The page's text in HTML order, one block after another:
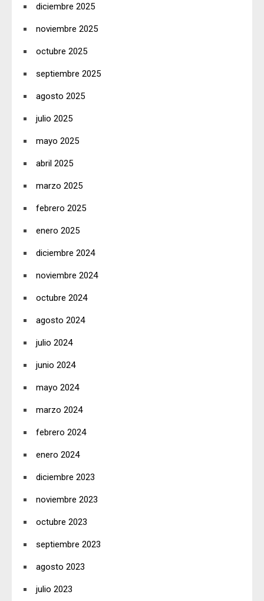
diciembre 2025
noviembre 2025
octubre 2025
septiembre 2025
agosto 2025
julio 2025
mayo 2025
abril 2025
marzo 2025
febrero 2025
enero 2025
diciembre 2024
noviembre 2024
octubre 2024
agosto 2024
julio 2024
junio 2024
mayo 2024
marzo 2024
febrero 2024
enero 2024
diciembre 2023
noviembre 2023
octubre 2023
septiembre 2023
agosto 2023
julio 2023